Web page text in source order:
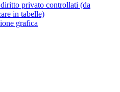
privato controllati (da
in tabelle)
grafica